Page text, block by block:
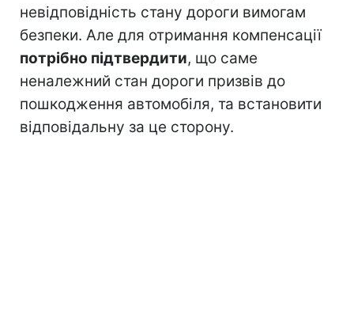
невідповідність стану дороги вимогам
безпеки. Але для отримання компенсації
потрібно підтвердити, що саме
неналежний стан дороги призвів до
пошкодження автомобіля, та встановити
відповідальну за це сторону.